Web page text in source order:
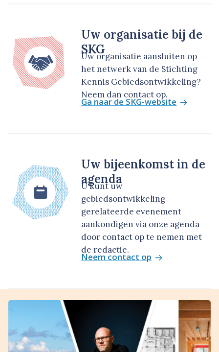
Uw organisatie bij de
SKG
Uw organisatie aansluiten op
het netwerk van de Stichting
Kennis Gebiedsontwikkeling?
Neem dan contact op.
Ga naar de SKG-website
Uw bijeenkomst in de
agenda
U kunt uw
gebiedsontwikkeling-
gerelateerde evenement
aankondigen via onze agenda
door contact op te nemen met
de redactie.
Neem contact op